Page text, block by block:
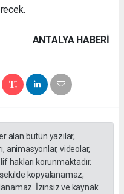
ANTALYA HABERİ
alan bütün yazılar,
animasyonlar, videolar,
hakları korunmaktadır.
şekilde kopyalanamaz,
İzinsiz ve kaynak